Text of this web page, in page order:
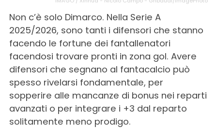
Non c’è solo Dimarco. Nella Serie A
2025/2026, sono tanti i difensori che stanno
facendo le fortune dei fantallenatori
facendosi trovare pronti in zona gol. Avere
difensori che segnano al fantacalcio può
spesso rivelarsi fondamentale, per
sopperire alle mancanze di bonus nei reparti
avanzati o per integrare i +3 dal reparto
solitamente meno prodigo.